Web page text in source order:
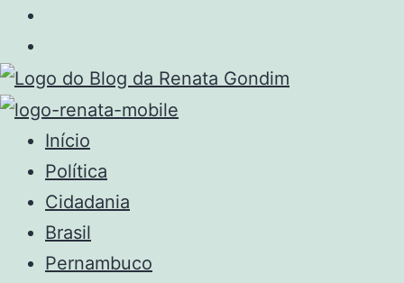
Início
Política
Cidadania
Brasil
Pernambuco